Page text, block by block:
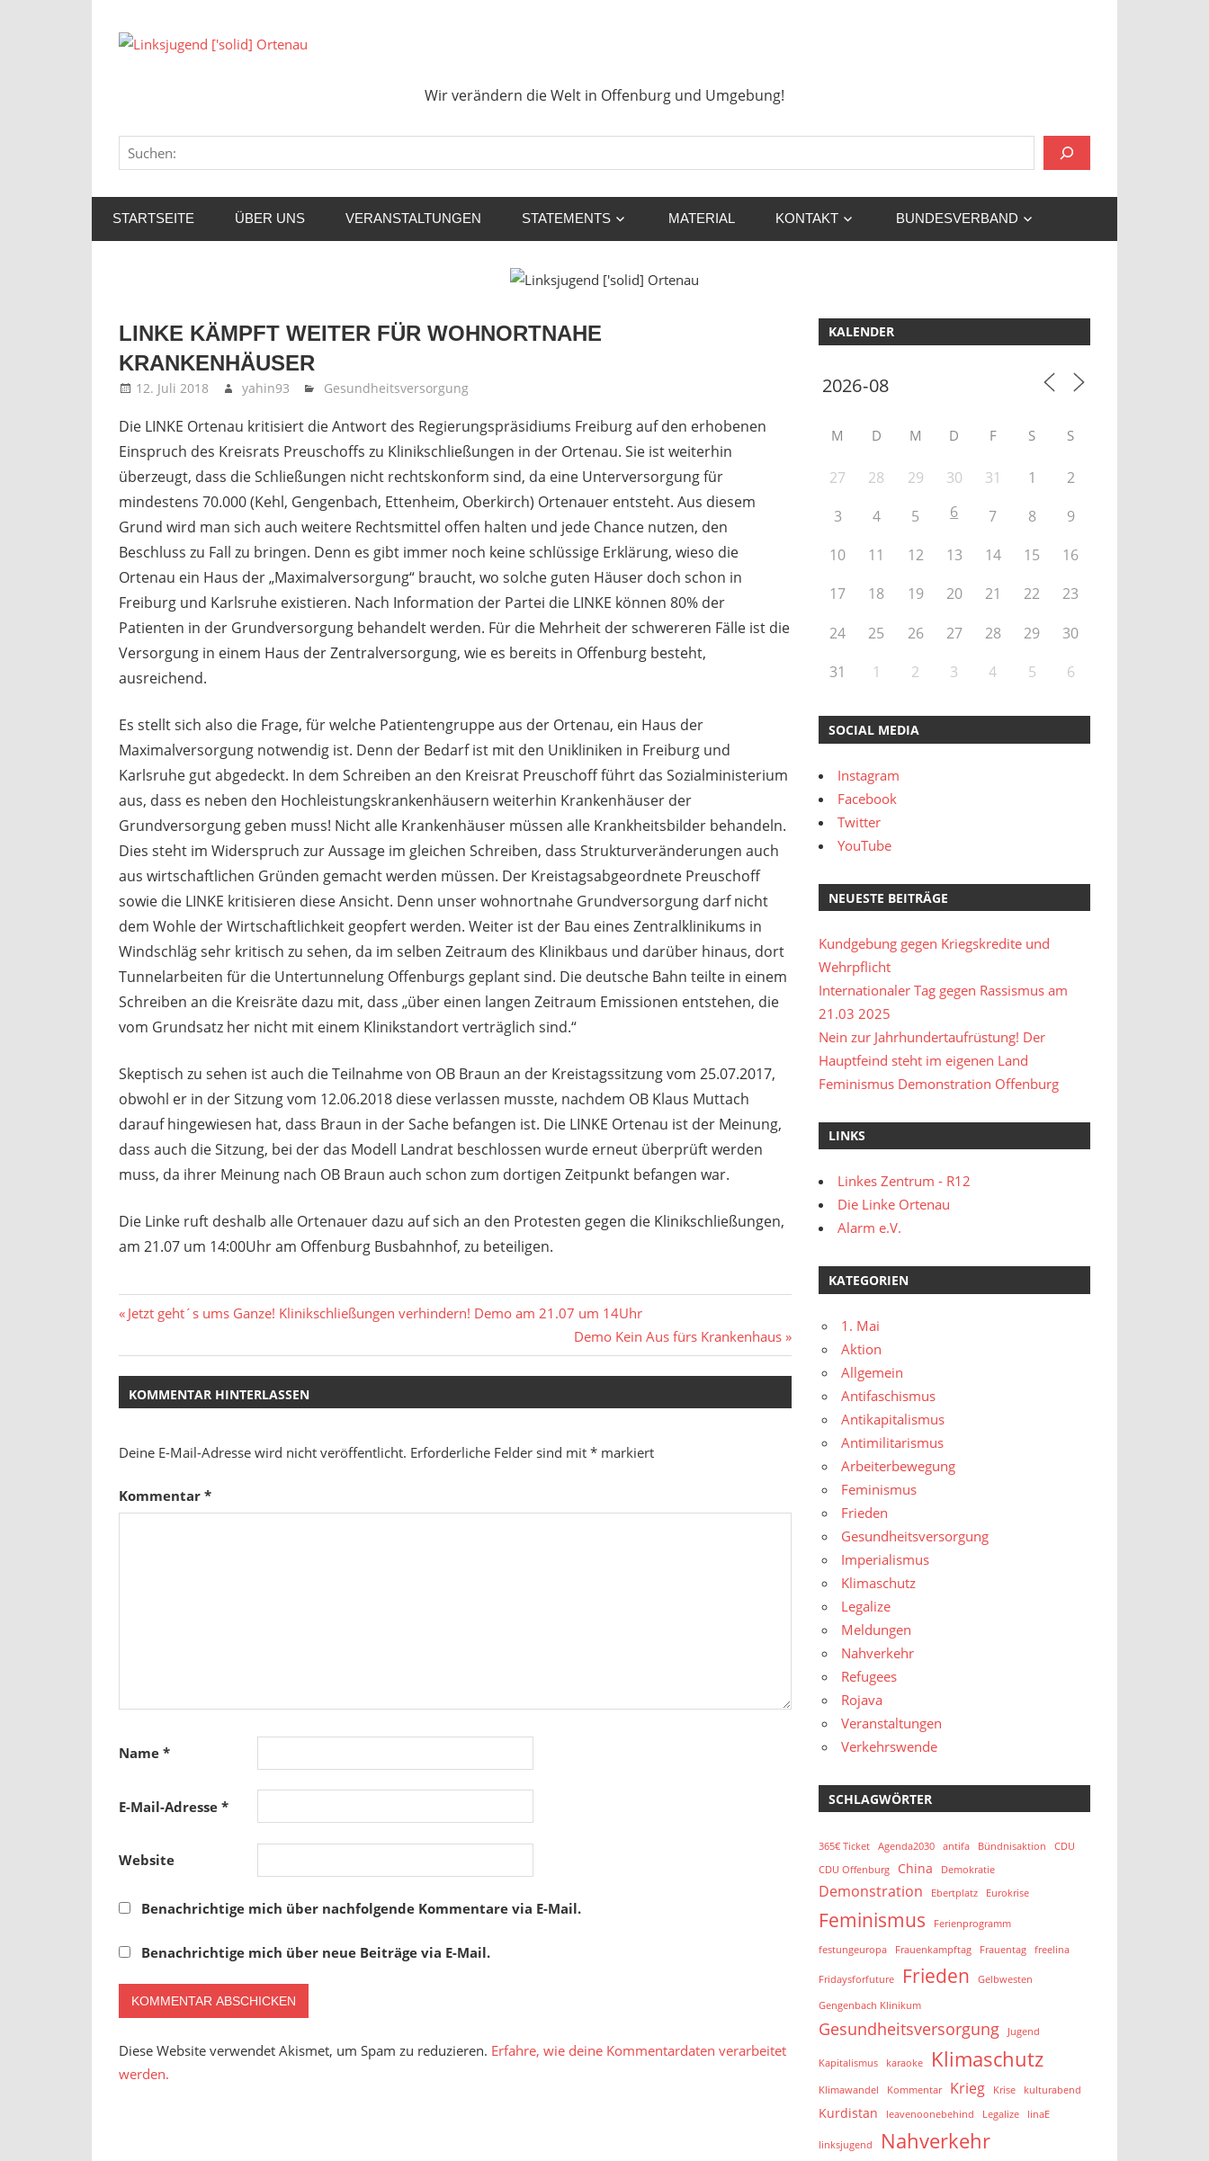
Inhalt
['solid]
Ortenau
Wir verändern die Welt in Offenburg und Umgebung!
STARTSEITE ÜBER UNS VERANSTALTUNGEN STATEMENTS MATERIAL KONTAKT BUNDESVERBAND
LINKE KÄMPFT WEITER FÜR WOHNORTNAHE
KRANKENHÄUSER
12. Juli 2018 yahin93 Gesundheitsversorgung
Die LINKE Ortenau kritisiert die Antwort des Regierungspräsidiums Freiburg auf den erhobenen
Einspruch des Kreisrats Preuschoffs zu Klinikschließungen in der Ortenau. Sie ist weiterhin
überzeugt, dass die Schließungen nicht rechtskonform sind, da eine Unterversorgung für
mindestens 70.000 (Kehl, Gengenbach, Ettenheim, Oberkirch) Ortenauer entsteht. Aus diesem
Grund wird man sich auch weitere Rechtsmittel offen halten und jede Chance nutzen, den
Beschluss zu Fall zu bringen. Denn es gibt immer noch keine schlüssige Erklärung, wieso die
Ortenau ein Haus der „Maximalversorgung“ braucht, wo solche guten Häuser doch schon in
Freiburg und Karlsruhe existieren. Nach Information der Partei die LINKE können 80% der
Patienten in der Grundversorgung behandelt werden. Für die Mehrheit der schwereren Fälle ist die
Versorgung in einem Haus der Zentralversorgung, wie es bereits in Offenburg besteht,
ausreichend.
Es stellt sich also die Frage, für welche Patientengruppe aus der Ortenau, ein Haus der
Maximalversorgung notwendig ist. Denn der Bedarf ist mit den Unikliniken in Freiburg und
Karlsruhe gut abgedeckt. In dem Schreiben an den Kreisrat Preuschoff führt das Sozialministerium
aus, dass es neben den Hochleistungskrankenhäusern weiterhin Krankenhäuser der
Grundversorgung geben muss! Nicht alle Krankenhäuser müssen alle Krankheitsbilder behandeln.
Dies steht im Widerspruch zur Aussage im gleichen Schreiben, dass Strukturveränderungen auch
aus wirtschaftlichen Gründen gemacht werden müssen. Der Kreistagsabgeordnete Preuschoff
sowie die LINKE kritisieren diese Ansicht. Denn unser wohnortnahe Grundversorgung darf nicht
dem Wohle der Wirtschaftlichkeit geopfert werden. Weiter ist der Bau eines Zentralklinikums in
Windschläg sehr kritisch zu sehen, da im selben Zeitraum des Klinikbaus und darüber hinaus, dort
Tunnelarbeiten für die Untertunnelung Offenburgs geplant sind. Die deutsche Bahn teilte in einem
Schreiben an die Kreisräte dazu mit, dass „über einen langen Zeitraum Emissionen entstehen, die
vom Grundsatz her nicht mit einem Klinikstandort verträglich sind.“
Skeptisch zu sehen ist auch die Teilnahme von OB Braun an der Kreistagssitzung vom 25.07.2017,
obwohl er in der Sitzung vom 12.06.2018 diese verlassen musste, nachdem OB Klaus Muttach
darauf hingewiesen hat, dass Braun in der Sache befangen ist. Die LINKE Ortenau ist der Meinung,
dass auch die Sitzung, bei der das Modell Landrat beschlossen wurde erneut überprüft werden
muss, da ihrer Meinung nach OB Braun auch schon zum dortigen Zeitpunkt befangen war.
Die Linke ruft deshalb alle Ortenauer dazu auf sich an den Protesten gegen die Klinikschließungen,
am 21.07 um 14:00Uhr am Offenburg Busbahnhof, zu beteiligen.
Beitragsnavigation
Vorheriger
Jetzt geht´s ums Ganze! Klinikschließungen verhindern! Demo am 21.07 um 14Uhr
Nächster
Beitrag:
Demo Kein Aus fürs Krankenhaus
KOMMENTAR HINTERLASSEN
Deine E-Mail-Adresse wird nicht veröffentlicht. Erforderliche Felder sind mit * markiert
Kommentar *
Name *
E-Mail-Adresse *
Website
Benachrichtige mich über nachfolgende Kommentare via E-Mail.
Benachrichtige mich über neue Beiträge via E-Mail.
Diese Website verwendet Akismet, um Spam zu reduzieren. Erfahre, wie deine Kommentardaten verarbeitet
werden.
KALENDER
M D M D F S S
27 28 29 30 31 1
2
3
4 5 6 7 8
9
10
11 12 13 14 15
16
17
18 19 20 21 22
23
24
25 26 27 28 29
30
31
1 2 3 4 5 6
SOCIAL MEDIA
Instagram
Facebook
Twitter
YouTube
NEUESTE BEITRÄGE
Kundgebung gegen Kriegskredite und
Wehrpflicht
Internationaler Tag gegen Rassismus am
21.03 2025
Nein zur Jahrhundertaufrüstung! Der
Hauptfeind steht im eigenen Land
Feminismus Demonstration Offenburg
LINKS
Linkes Zentrum - R12
Die Linke Ortenau
Alarm e.V.
KATEGORIEN
1. Mai
Aktion
Allgemein
Antifaschismus
Antikapitalismus
Antimilitarismus
Arbeiterbewegung
Feminismus
Frieden
Gesundheitsversorgung
Imperialismus
Klimaschutz
Legalize
Meldungen
Nahverkehr
Refugees
Rojava
Veranstaltungen
Verkehrswende
SCHLAGWÖRTER
365€ Ticket Agenda2030 antifa Bündnisaktion
CDU
CDU Offenburg
China Demokratie
Demonstration Ebertplatz Eurokrise
Feminismus Ferienprogramm
festungeuropa Frauenkampftag Frauentag freelina
Fridaysforfuture Frieden Gelbwesten
Gengenbach Klinikum
Gesundheitsversorgung Jugend
Kapitalismus karaoke Klimaschutz
Klimawandel Kommentar Krieg Krise kulturabend
Kurdistan leavenoonebehind Legalize linaE
linksjugend Nahverkehr